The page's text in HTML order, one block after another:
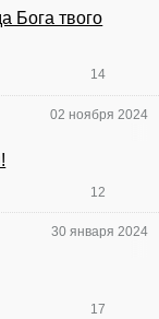
Бога твого
14
02 ноября 2024
12
30 января 2024
17